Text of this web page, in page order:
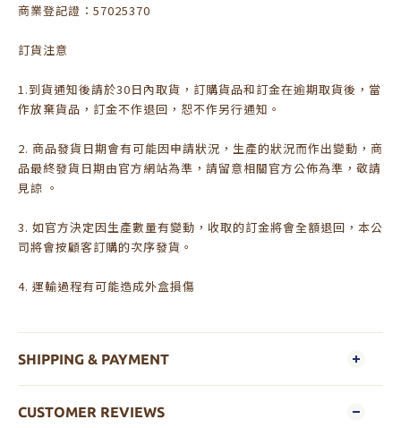
商業登記證：57025370
訂貨注意
1.到貨通知後請於30日內取貨，訂購貨品和訂金在逾期取貨後，當
作放棄貨品，訂金不作退回，恕不作另行通知。
2. 商品發貨日期會有可能因申請狀況，生產的狀況而作出變動，商
品最終發貨日期由官方網站為準，請留意相關官方公佈為準，敬請
見諒 。
3. 如官方決定因生產數量有變動，收取的訂金將會全額退回，本公
司將會按顧客訂購的次序發貨。
4. 運輸過程有可能造成外盒損傷
SHIPPING & PAYMENT
CUSTOMER REVIEWS